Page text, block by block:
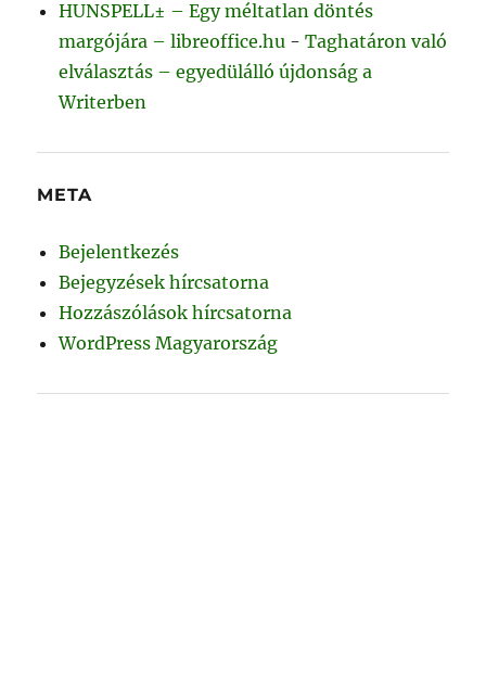
HUNSPELL± – Egy méltatlan döntés
margójára – libreoffice.hu -Taghatáron való
elválasztás – egyedülálló újdonság a
Writerben
META
Bejelentkezés
Bejegyzések hírcsatorna
Hozzászólások hírcsatorna
WordPress Magyarország